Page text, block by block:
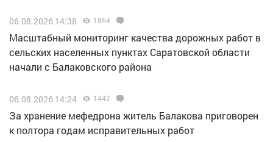
06.08.2026 14:38 1864
Масштабный мониторинг качества дорожных работ в
сельских населенных пунктах Саратовской области
начали с Балаковского района
06.08.2026 14:24 1442
За хранение мефедрона житель Балакова приговорен
к полтора годам исправительных работ